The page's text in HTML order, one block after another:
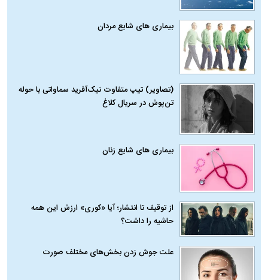
بیماری‌ های شایع مردان
(تصاویر) تیپ متفاوت نیک‌آفرید سماواتی با حوله
تن‌پوش در سریال کلاغ
بیماری‌ های شایع زنان
از توقیف تا انتشار؛ آیا «کوری» ارزش این همه
حاشیه را داشت؟
علت جوش زدن بخش‌های مختلف صورت